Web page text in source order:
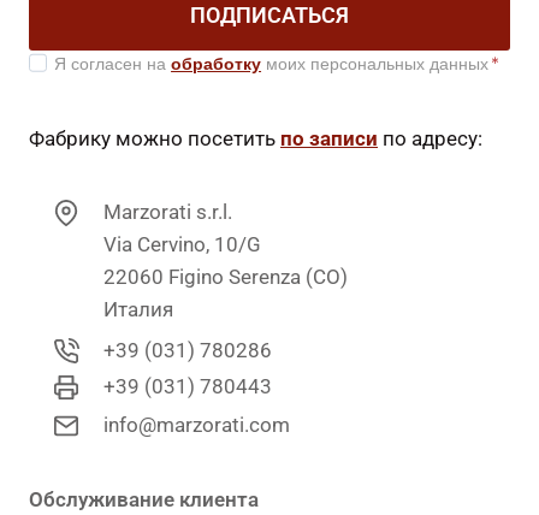
ПОДПИСАТЬСЯ
Я согласен наобработку моих персональных данных*
Фабрику можно посетить по записи по адресу:
Marzorati s.r.l.
Via Cervino, 10/G
22060 Figino Serenza (CO)
Италия
+39 (031) 780286
+39 (031) 780443
info@marzorati.com
Обслуживание клиента